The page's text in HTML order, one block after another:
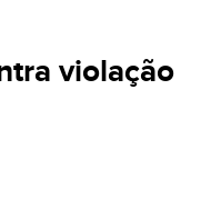
violação